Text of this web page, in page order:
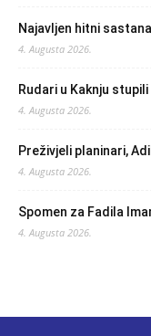
Najavljen hitni
4. Augusta 2026.
Rudari u Kaknju
4. Augusta 2026.
Preživjeli planinari,
4. Augusta 2026.
Spomen za Fadila
4. Augusta 2026.